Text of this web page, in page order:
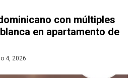
con múltiples
en apartamento de
4, 2026